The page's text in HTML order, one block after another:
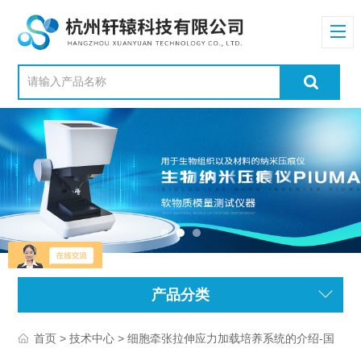
产品分类
首页 >技术中心 > 细胞牵张拉伸应力加载培养系统的介绍-国